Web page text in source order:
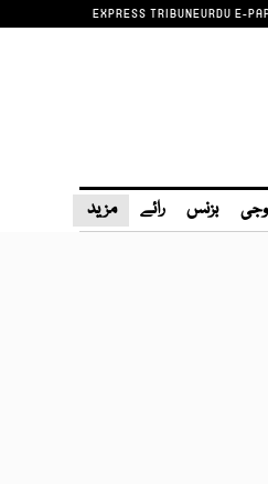
EXPRESS TRIBUNEURDU E-
بزنس رائے مزید